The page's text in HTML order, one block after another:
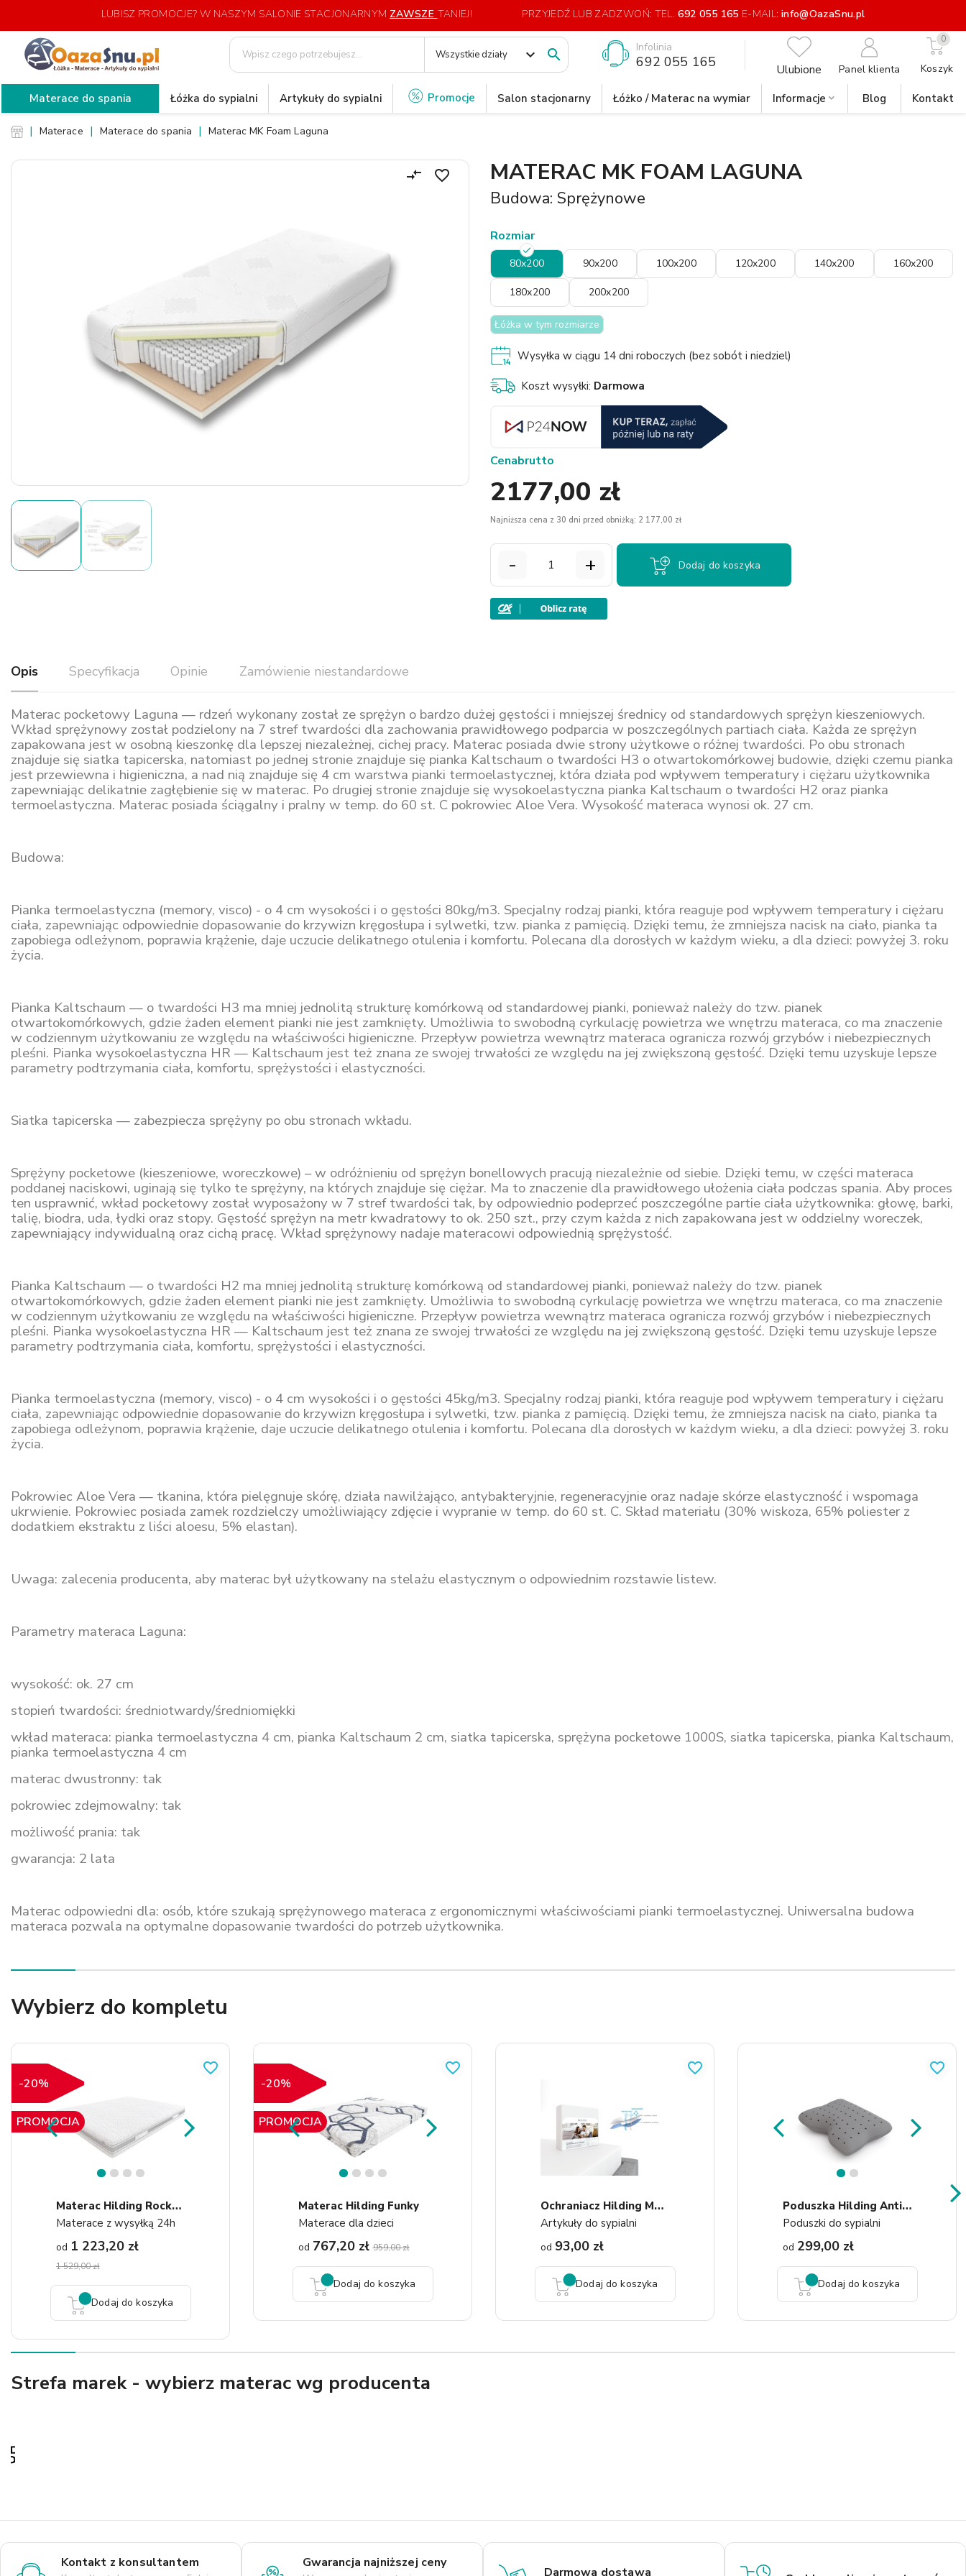
LUBISZ PROMOCJE? W NASZYM SALONIE STACJONARNYM ZAWSZE TANIEJ! PRZYJEDŹ LUB ZADZWOŃ: TEL. 692 055 165 E-MAIL: info@OazaSnu.pl
Wszystkie działy expand_more  Infolinia
692 055 165 Panel klienta
0
Koszyk
Ulubione
Materace do spania Łóżka do sypialni Artykuły do sypialni Promocje Salon stacjonarny Łóżko / Materac na wymiar Informacje Blog Kontakt
Materace Materace do spania Materac MK Foam Laguna
favorite_border
compare_arrows MATERAC MK FOAM LAGUNA
Budowa: Sprężynowe
Rozmiar
80x200 90x200 100x200 120x200 140x200 160x200
180x200 200x200
Łóżka w tym rozmiarze
Wysyłka w ciągu 14 dni roboczych (bez sobót i niedziel)
Koszt wysyłki: Darmowa
Cenabrutto
2177,00 zł
Najniższa cena z 30 dni przed obniżką: 2 177,00 zł
- + Dodaj do koszyka
Opis Specyfikacja Opinie Zamówienie niestandardowe
Materac pocketowy Laguna — rdzeń wykonany został ze sprężyn o bardzo dużej gęstości i mniejszej średnicy od standardowych sprężyn kieszeniowych.
Wkład sprężynowy został podzielony na 7 stref twardości dla zachowania prawidłowego podparcia w poszczególnych partiach ciała. Każda ze sprężyn
zapakowana jest w osobną kieszonkę dla lepszej niezależnej, cichej pracy. Materac posiada dwie strony użytkowe o różnej twardości. Po obu stronach
znajduje się siatka tapicerska, natomiast po jednej stronie znajduje się pianka Kaltschaum o twardości H3 o otwartokomórkowej budowie, dzięki czemu pianka
jest przewiewna i higieniczna, a nad nią znajduje się 4 cm warstwa pianki termoelastycznej, która działa pod wpływem temperatury i ciężaru użytkownika
zapewniając delikatnie zagłębienie się w materac. Po drugiej stronie znajduje się wysokoelastyczna pianka Kaltschaum o twardości H2 oraz pianka
termoelastyczna. Materac posiada ściągalny i pralny w temp. do 60 st. C pokrowiec Aloe Vera. Wysokość materaca wynosi ok. 27 cm.
Budowa:
Pianka termoelastyczna (memory, visco) - o 4 cm wysokości i o gęstości 80kg/m3. Specjalny rodzaj pianki, która reaguje pod wpływem temperatury i ciężaru
ciała, zapewniając odpowiednie dopasowanie do krzywizn kręgosłupa i sylwetki, tzw. pianka z pamięcią. Dzięki temu, że zmniejsza nacisk na ciało, pianka ta
zapobiega odleżynom, poprawia krążenie, daje uczucie delikatnego otulenia i komfortu. Polecana dla dorosłych w każdym wieku, a dla dzieci: powyżej 3. roku
życia.
Pianka Kaltschaum — o twardości H3 ma mniej jednolitą strukturę komórkową od standardowej pianki, ponieważ należy do tzw. pianek
otwartokomórkowych, gdzie żaden element pianki nie jest zamknięty. Umożliwia to swobodną cyrkulację powietrza we wnętrzu materaca, co ma znaczenie
w codziennym użytkowaniu ze względu na właściwości higieniczne. Przepływ powietrza wewnątrz materaca ogranicza rozwój grzybów i niebezpiecznych
pleśni. Pianka wysokoelastyczna HR — Kaltschaum jest też znana ze swojej trwałości ze względu na jej zwiększoną gęstość. Dzięki temu uzyskuje lepsze
parametry podtrzymania ciała, komfortu, sprężystości i elastyczności.
Siatka tapicerska — zabezpiecza sprężyny po obu stronach wkładu.
Sprężyny pocketowe (kieszeniowe, woreczkowe) – w odróżnieniu od sprężyn bonellowych pracują niezależnie od siebie. Dzięki temu, w części materaca
poddanej naciskowi, uginają się tylko te sprężyny, na których znajduje się ciężar. Ma to znaczenie dla prawidłowego ułożenia ciała podczas spania. Aby proces
ten usprawnić, wkład pocketowy został wyposażony w 7 stref twardości tak, by odpowiednio podeprzeć poszczególne partie ciała użytkownika: głowę, barki,
talię, biodra, uda, łydki oraz stopy. Gęstość sprężyn na metr kwadratowy to ok. 250 szt., przy czym każda z nich zapakowana jest w oddzielny woreczek,
zapewniający indywidualną oraz cichą pracę. Wkład sprężynowy nadaje materacowi odpowiednią sprężystość.
Pianka Kaltschaum — o twardości H2 ma mniej jednolitą strukturę komórkową od standardowej pianki, ponieważ należy do tzw. pianek
otwartokomórkowych, gdzie żaden element pianki nie jest zamknięty. Umożliwia to swobodną cyrkulację powietrza we wnętrzu materaca, co ma znaczenie
w codziennym użytkowaniu ze względu na właściwości higieniczne. Przepływ powietrza wewnątrz materaca ogranicza rozwój grzybów i niebezpiecznych
pleśni. Pianka wysokoelastyczna HR — Kaltschaum jest też znana ze swojej trwałości ze względu na jej zwiększoną gęstość. Dzięki temu uzyskuje lepsze
parametry podtrzymania ciała, komfortu, sprężystości i elastyczności.
Pianka termoelastyczna (memory, visco) - o 4 cm wysokości i o gęstości 45kg/m3. Specjalny rodzaj pianki, która reaguje pod wpływem temperatury i ciężaru
ciała, zapewniając odpowiednie dopasowanie do krzywizn kręgosłupa i sylwetki, tzw. pianka z pamięcią. Dzięki temu, że zmniejsza nacisk na ciało, pianka ta
zapobiega odleżynom, poprawia krążenie, daje uczucie delikatnego otulenia i komfortu. Polecana dla dorosłych w każdym wieku, a dla dzieci: powyżej 3. roku
życia.
Pokrowiec Aloe Vera — tkanina, która pielęgnuje skórę, działa nawilżająco, antybakteryjnie, regeneracyjnie oraz nadaje skórze elastyczność i wspomaga
ukrwienie. Pokrowiec posiada zamek rozdzielczy umożliwiający zdjęcie i wypranie w temp. do 60 st. C. Skład materiału (30% wiskoza, 65% poliester z
dodatkiem ekstraktu z liści aloesu, 5% elastan).
Uwaga: zalecenia producenta, aby materac był użytkowany na stelażu elastycznym o odpowiednim rozstawie listew.
Parametry materaca Laguna:
wysokość: ok. 27 cm
stopień twardości: średniotwardy/średniomiękki
wkład materaca: pianka termoelastyczna 4 cm, pianka Kaltschaum 2 cm, siatka tapicerska, sprężyna pocketowe 1000S, siatka tapicerska, pianka Kaltschaum,
pianka termoelastyczna 4 cm
materac dwustronny: tak
pokrowiec zdejmowalny: tak
możliwość prania: tak
gwarancja: 2 lata
Materac odpowiedni dla: osób, które szukają sprężynowego materaca z ergonomicznymi właściwościami pianki termoelastycznej. Uniwersalna budowa
materaca pozwala na optymalne dopasowanie twardości do potrzeb użytkownika.
Wybierz do kompletu
M
Aterac Hilding Rock&Roll
Materace z wysyłką 24h
od 1 223,20 zł
1 529,00 zł
PROMOCJA
-20%
Dodaj do koszyka
favorite_border
Materac Hilding Funky
Materace dla dzieci
od 767,20 zł959,00 zł
PROMOCJA
-20%
Dodaj do koszyka
favorite_border
O
Chraniacz Hilding Molton...
Artykuły do sypialni
od 93,00 zł
Dodaj do koszyka
favorite_border
P
Oduszka Hilding Antistress...
Poduszki do sypialni
od 299,00 zł
Dodaj do koszyka
favorite_border
Strefa marek - wybierz materac wg producenta
Kontakt z konsultantem Gwarancja najniższej ceny
Darmowa dostawa